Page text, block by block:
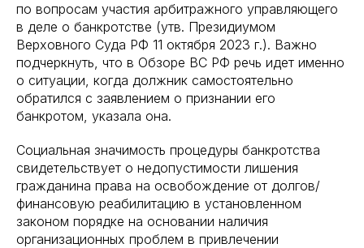
по вопросам участия арбитражного управляющего
в деле о банкротстве (утв. Президиумом
Верховного Суда РФ 11 октября 2023 г.). Важно
подчеркнуть, что в Обзоре ВС РФ речь идет именно
о ситуации, когда должник самостоятельно
обратился с заявлением о признании его
банкротом, указала она.
Социальная значимость процедуры банкротства
свидетельствует о недопустимости лишения
гражданина права на освобождение от долгов/
финансовую реабилитацию в установленном
законом порядке на основании наличия
организационных проблем в привлечении